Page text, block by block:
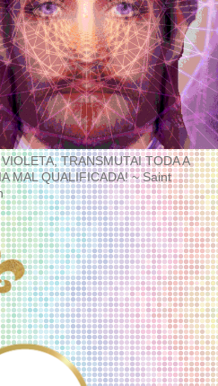
TRANSMUTAI TODA A
MAL QUALIFICADA! ~ Saint